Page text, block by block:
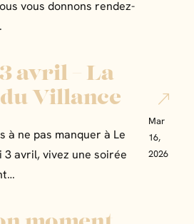
vous donnons rendez-
avril – La
Villance
à ne pas manquer à Le
3 avril, vivez une soirée
Mar
16,
2026